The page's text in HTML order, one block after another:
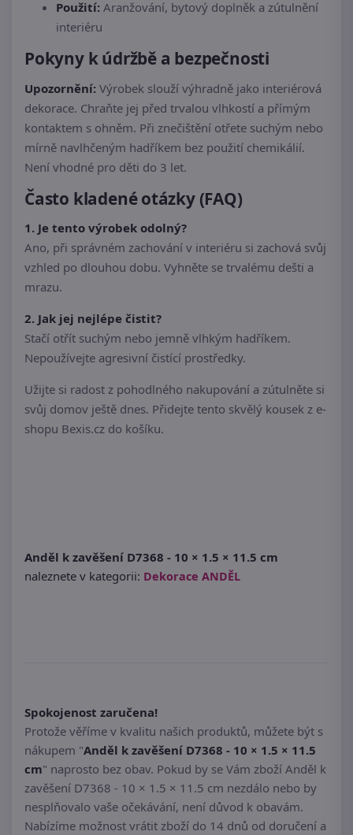
Použití: Aranžování, bytový doplněk a zútulnění
interiéru
Pokyny k údržbě a bezpečnosti
Upozornění: Výrobek slouží výhradně jako interiérová
dekorace. Chraňte jej před trvalou vlhkostí a přímým
kontaktem s ohněm. Při znečištění otřete suchým nebo
mírně navlhčeným hadříkem bez použití chemikálií.
Není vhodné pro děti do 3 let.
Často kladené otázky (FAQ)
1. Je tento výrobek odolný?
Ano, při správném zachování v interiéru si zachová svůj
vzhled po dlouhou dobu. Vyhněte se trvalému dešti a
mrazu.
2. Jak jej nejlépe čistit?
Stačí otřít suchým nebo jemně vlhkým hadříkem.
Nepoužívejte agresivní čistící prostředky.
Užijte si radost z pohodlného nakupování a zútulněte si
svůj domov ještě dnes. Přidejte tento skvělý kousek z e-
shopu Bexis.cz do košíku.
Anděl k zavěšení D7368 - 10 × 1.5 × 11.5 cm
naleznete v kategorii: Dekorace ANDĚL
Spokojenost zaručena!
Protože věříme v kvalitu našich produktů, můžete být s
nákupem "Anděl k zavěšení D7368 - 10 × 1.5 × 11.5
cm" naprosto bez obav. Pokud by se Vám zboží Anděl k
zavěšení D7368 - 10 × 1.5 × 11.5 cm nezdálo nebo by
nesplňovalo vaše očekávání, není důvod k obavám.
Nabízíme možnost vrátit zboží do 14 dnů od doručení a